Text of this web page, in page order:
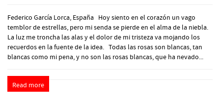
Federico García Lorca, España Hoy siento en el corazón un vago
temblor de estrellas, pero mi senda se pierde en el alma de la niebla.
La luz me troncha las alas y el dolor de mi tristeza va mojando los
recuerdos en la fuente de la idea. Todas las rosas son blancas, tan
blancas como mi pena, y no son las rosas blancas, que ha nevado...
Read more